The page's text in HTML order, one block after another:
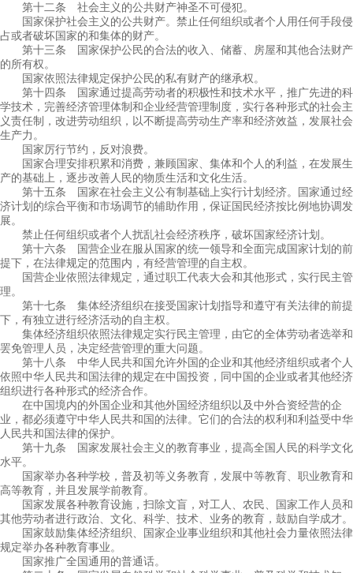
第十二条 社会主义的公共财产神圣不可侵犯。
国家保护社会主义的公共财产。禁止任何组织或者个人用任何手段侵
占或者破坏国家的和集体的财产。
第十三条 国家保护公民的合法的收入、储蓄、房屋和其他合法财产
的所有权。
国家依照法律规定保护公民的私有财产的继承权。
第十四条 国家通过提高劳动者的积极性和技术水平，推广先进的科
学技术，完善经济管理体制和企业经营管理制度，实行各种形式的社会主
义责任制，改进劳动组织，以不断提高劳动生产率和经济效益，发展社会
生产力。
国家厉行节约，反对浪费。
国家合理安排积累和消费，兼顾国家、集体和个人的利益，在发展生
产的基础上，逐步改善人民的物质生活和文化生活。
第十五条 国家在社会主义公有制基础上实行计划经济。国家通过经
济计划的综合平衡和市场调节的辅助作用，保证国民经济按比例地协调发
展。
禁止任何组织或者个人扰乱社会经济秩序，破坏国家经济计划。
第十六条 国营企业在服从国家的统一领导和全面完成国家计划的前
提下，在法律规定的范围内，有经营管理的自主权。
国营企业依照法律规定，通过职工代表大会和其他形式，实行民主管
理。
第十七条 集体经济组织在接受国家计划指导和遵守有关法律的前提
下，有独立进行经济活动的自主权。
集体经济组织依照法律规定实行民主管理，由它的全体劳动者选举和
罢免管理人员，决定经营管理的重大问题。
第十八条 中华人民共和国允许外国的企业和其他经济组织或者个人
依照中华人民共和国法律的规定在中国投资，同中国的企业或者其他经济
组织进行各种形式的经济合作。
在中国境内的外国企业和其他外国经济组织以及中外合资经营的企
业，都必须遵守中华人民共和国的法律。它们的合法的权利和利益受中华
人民共和国法律的保护。
第十九条 国家发展社会主义的教育事业，提高全国人民的科学文化
水平。
国家举办各种学校，普及初等义务教育，发展中等教育、职业教育和
高等教育，并且发展学前教育。
国家发展各种教育设施，扫除文盲，对工人、农民、国家工作人员和
其他劳动者进行政治、文化、科学、技术、业务的教育，鼓励自学成才。
国家鼓励集体经济组织、国家企业事业组织和其他社会力量依照法律
规定举办各种教育事业。
国家推广全国通用的普通话。